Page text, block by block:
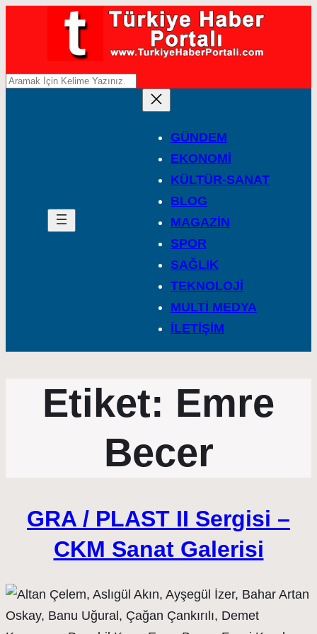
A
GÜNDEM
EKONOMİ
KÜLTÜR-SANAT
BLOG
MAGAZİN
SPOR
SAĞLIK
TEKNOLOJİ
MULTİ MEDYA
İLETİŞİM
Etiket: Emre
Becer
GRA / PLAST II Sergisi –
CKM Sanat Galerisi